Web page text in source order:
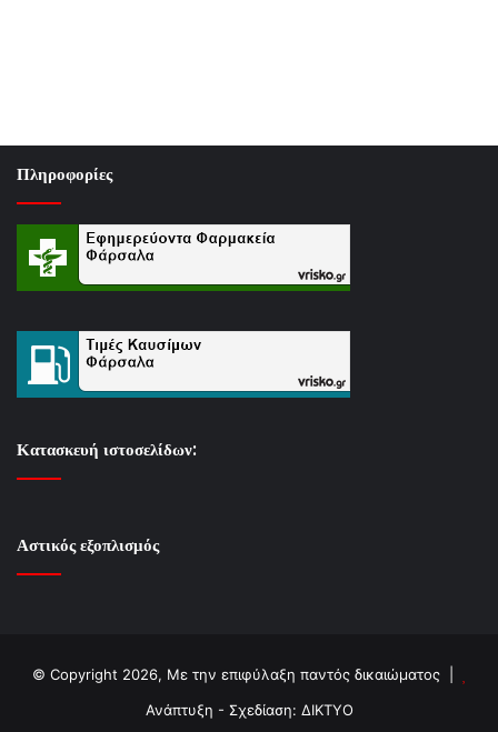
Πληροφορίες
Κατασκευή ιστοσελίδων:
Αστικός εξοπλισμός
© Copyright 2026, Με την επιφύλαξη παντός δικαιώματος |
Ανάπτυξη - Σχεδίαση: ΔΙΚΤΥΟ